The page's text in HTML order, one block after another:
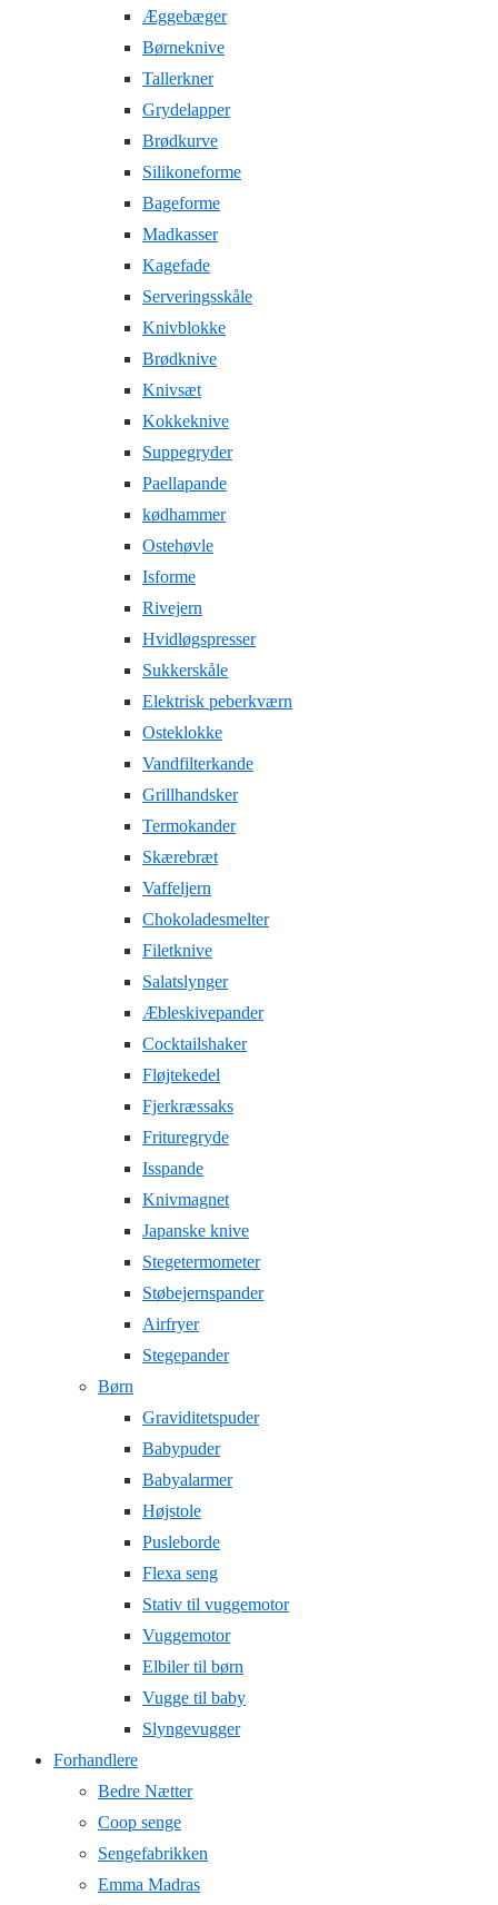
Æggebæger
Børneknive
Tallerkner
Grydelapper
Brødkurve
Silikoneforme
Bageforme
Madkasser
Kagefade
Serveringsskåle
Knivblokke
Brødknive
Knivsæt
Kokkeknive
Suppegryder
Paellapande
kødhammer
Ostehøvle
Isforme
Rivejern
Hvidløgspresser
Sukkerskåle
Elektrisk peberkværn
Osteklokke
Vandfilterkande
Grillhandsker
Termokander
Skærebræt
Vaffeljern
Chokoladesmelter
Filetknive
Salatslynger
Æbleskivepander
Cocktailshaker
Fløjtekedel
Fjerkræssaks
Frituregryde
Isspande
Knivmagnet
Japanske knive
Stegetermometer
Støbejernspander
Airfryer
Stegepander
Børn
Graviditetspuder
Babypuder
Babyalarmer
Højstole
Pusleborde
Flexa seng
Stativ til vuggemotor
Vuggemotor
Elbiler til børn
Vugge til baby
Slyngevugger
Forhandlere
Bedre Nætter
Coop senge
Sengefabrikken
Emma Madras